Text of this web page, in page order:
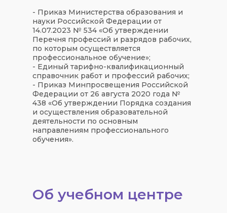
- Приказ Министерства образования и
науки Российской Федерации от
14.07.2023 № 534 «Об утверждении
Перечня профессий и разрядов рабочих,
по которым осуществляется
профессиональное обучение»;
- Единый тарифно-квалификационный
справочник работ и профессий рабочих;
- Приказ Минпросвещения Российской
Федерации от 26 августа 2020 года №
438 «Об утверждении Порядка создания
и осуществления образовательной
деятельности по основным
направлениям профессионального
обучения».
Об учебном центре